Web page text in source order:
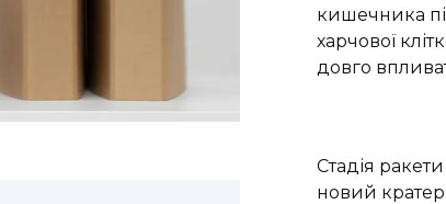
кишечника
харчової
довго
Стадія
новий кратер